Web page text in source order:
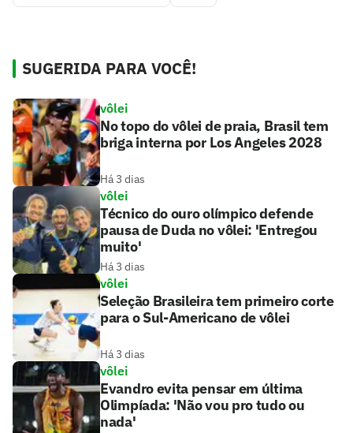
SUGERIDA PARA VOCÊ!
vôlei
No topo do vôlei de praia, Brasil tem
briga interna por Los Angeles 2028
Há 3 dias
vôlei
Técnico do ouro olímpico defende
pausa de Duda no vôlei: 'Entregou
muito'
Há 3 dias
vôlei
Seleção Brasileira tem primeiro corte
para o Sul-Americano de vôlei
Há 3 dias
vôlei
Evandro evita pensar em última
Olimpíada: 'Não vou pro tudo ou
nada'